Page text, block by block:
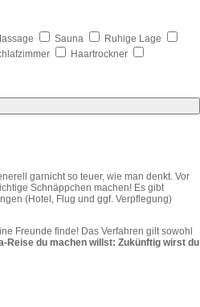
Sauna
Ruhige Lage
Haartrockner
garnicht so teuer, wie man denkt. Vor
Schnäppchen machen! Es gibt
(Hotel, Flug und ggf. Verpflegung)
Freunde finde! Das Verfahren gilt sowohl
Reise du machen willst: Zukünftig wirst du